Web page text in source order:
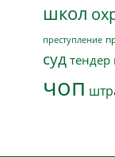
школ
преступление
суд тендер
чоп